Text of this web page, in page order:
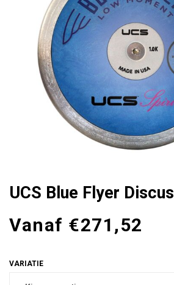
UCS Blue Flyer Discus
Vanaf €271,52